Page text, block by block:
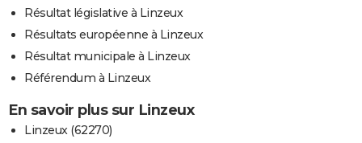
Résultat législative à Linzeux
Résultats européenne à Linzeux
Résultat municipale à Linzeux
Référendum à Linzeux
En savoir plus sur Linzeux
Linzeux (62270)